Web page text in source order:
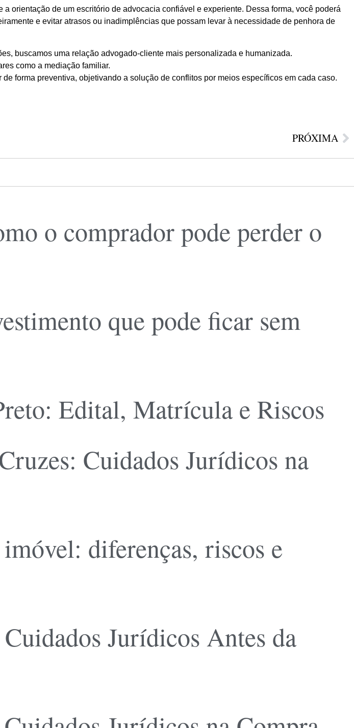
orientação de um escritório de advocacia confiável e experiente. Dessa forma, você poderá
e evitar atrasos ou inadimplências que possam levar à necessidade de penhora de
buscamos uma relação advogado-cliente mais personalizada e humanizada.
como a mediação familiar.
forma preventiva, objetivando a solução de conflitos por meios específicos em cada caso.
PRÓXIMA
o comprador pode perder o
que pode ficar sem
Edital, Matrícula e Riscos
Cuidados Jurídicos na
diferenças, riscos e
Jurídicos Antes da